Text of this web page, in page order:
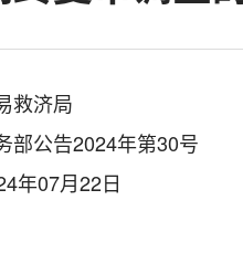
救济局
部公告2024年第30号
年07月22日